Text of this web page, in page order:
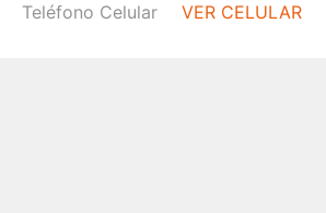
Teléfono Celular
VER CELULAR